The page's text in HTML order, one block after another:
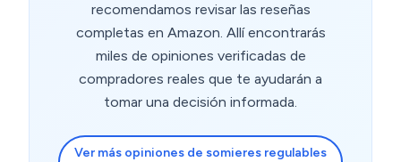
recomendamos revisar las reseñas
completas en Amazon. Allí encontrarás
miles de opiniones verificadas de
compradores reales que te ayudarán a
tomar una decisión informada.
Ver más opiniones de somieres regulables